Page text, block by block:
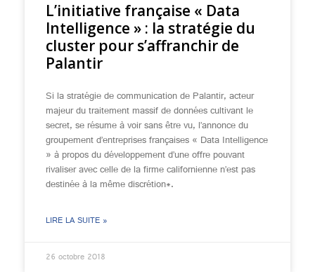
L’initiative française « Data
Intelligence » : la stratégie du
cluster pour s’affranchir de
Palantir
Si la stratégie de communication de Palantir, acteur
majeur du traitement massif de données cultivant le
secret, se résume à voir sans être vu, l’annonce du
groupement d’entreprises françaises « Data Intelligence
» à propos du développement d’une offre pouvant
rivaliser avec celle de la firme californienne n’est pas
destinée à la même discrétion*.
LIRE LA SUITE »
26 octobre 2018